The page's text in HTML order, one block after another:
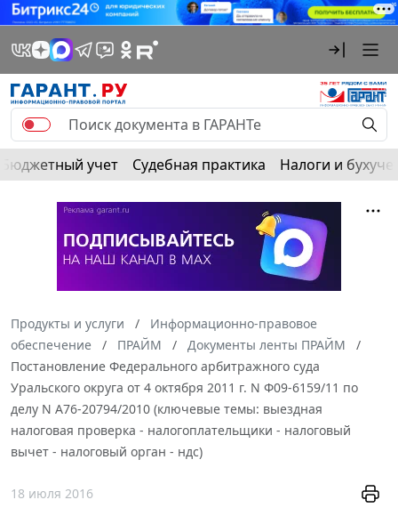
Бюджетный учет Судебная практика Налоги и
Продукты и услуги
Информационно-правовое
обеспечение
ПРАЙМ
Документы ленты ПРАЙМ
Постановление Федерального арбитражного суда
Уральского округа от 4 октября 2011 г. N Ф09-6159/11 по
делу N А76-20794/2010 (ключевые темы: выездная
налоговая проверка - налогоплательщики - налоговый
вычет - налоговый орган - ндс)
18 июля 2016